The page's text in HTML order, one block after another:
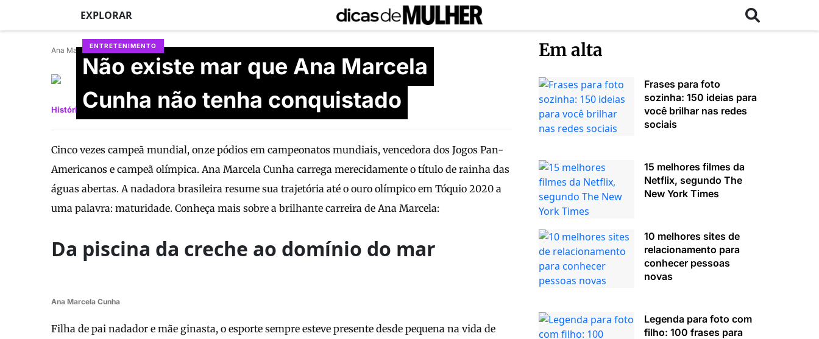
EXPLORAR
ENTRETENIMENTO
Não existe mar que Ana Marcela
Cunha não tenha conquistado
Ana Marcela Cunha
Anna Julia Sbardelott
História Importância Curiosidades
Cinco vezes campeã mundial, onze pódios em campeonatos mundiais, vencedora dos Jogos Pan-
Americanos e campeã olímpica. Ana Marcela Cunha carrega merecidamente o título de rainha das
águas abertas. A nadadora brasileira resume sua trajetória até o ouro olímpico em Tóquio 2020 a
uma palavra: maturidade. Conheça mais sobre a brilhante carreira de Ana Marcela:
Da piscina da creche ao domínio do mar
Ana Marcela Cunha
Filha de pai nadador e mãe ginasta, o esporte sempre esteve presente desde pequena na vida de
Em alta
Frases para foto
sozinha: 150 ideias para
você brilhar nas redes
sociais
15 melhores filmes da
Netflix, segundo The
New York Times
10 melhores sites de
relacionamento para
conhecer pessoas
novas
Legenda para foto com
filho: 100 frases para